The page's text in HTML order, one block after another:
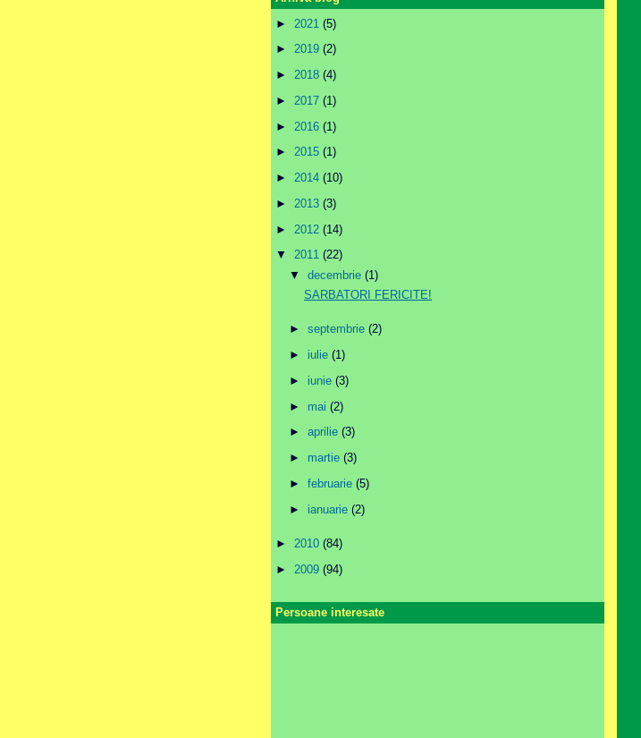
► 2021 (5)
► 2019 (2)
► 2018 (4)
► 2017 (1)
► 2016 (1)
► 2015 (1)
► 2014 (10)
► 2013 (3)
► 2012 (14)
▼ 2011 (22)
▼decembrie(1)
SARBATORI FERICITE!
►septembrie(2)
► iulie(1)
► iunie(3)
► mai(2)
►aprilie(3)
► martie(3)
►februarie(5)
► ianuarie(2)
► 2010 (84)
► 2009 (94)
Persoane interesate